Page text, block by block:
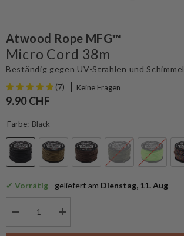
Atwood Rope MFG™
Micro Cord 38m
Beständig gegen UV-Strahlen und Schimmel
(7) Keine Fragen
9.90 CHF
Farbe: Black
✔ Vorrätig - geliefert am Dienstag, 11. Aug
für
Menge
für